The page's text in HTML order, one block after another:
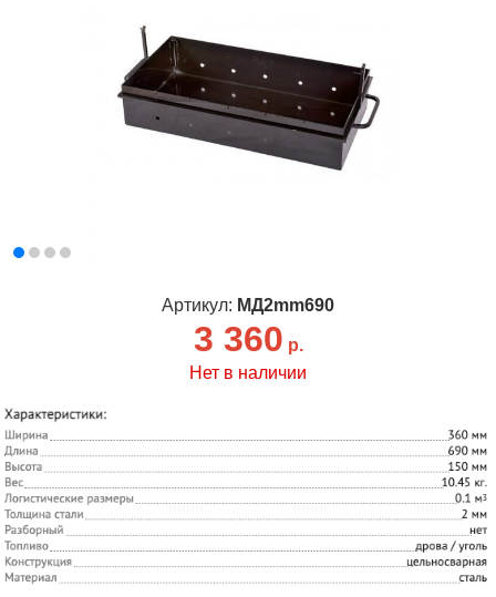
Артикул: МД2mm690
3 360 р.
Нет в наличии